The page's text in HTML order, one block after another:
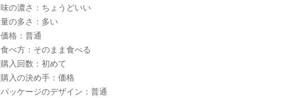
味の濃さ ： ちょうどいい
量の多さ ： 多い
価格 ： 普通
食べ方 ： そのまま食べる
購入回数 ： 初めて
購入の決め手 ： 価格
パッケージのデザイン ： 普通